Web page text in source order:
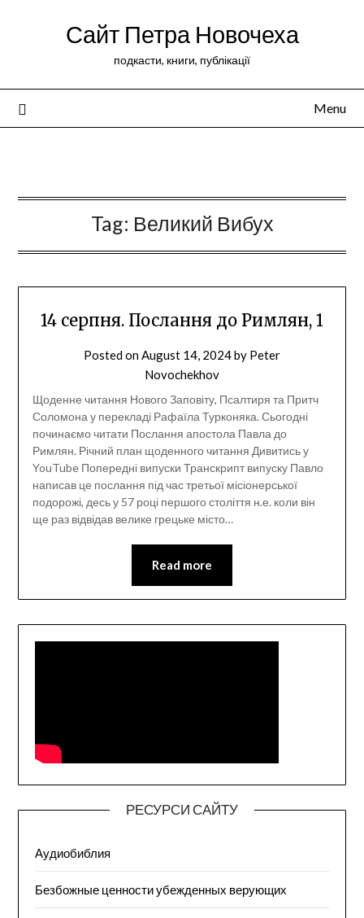
Сайт Петра Новочеха
подкасти, книги, публікації
Menu
Tag: Великий Вибух
14 серпня. Послання до Римлян, 1
Posted onAugust 14, 2024by Peter
Novochekhov
Щоденне читання Нового Заповіту, Псалтиря та Притч
Соломона у перекладі Рафаїла Турконяка. Сьогодні
починаємо читати Послання апостола Павла до
Римлян. Річний план щоденного читання Дивитись у
YouTube Попередні випуски Транскрипт випуску Павло
написав це послання під час третьої місіонерської
подорожі, десь у 57 році першого століття н.е. коли він
ще раз відвідав велике грецьке місто…
Read more
РЕСУРСИ САЙТУ
Аудиобиблия
Безбожные ценности убежденных верующих